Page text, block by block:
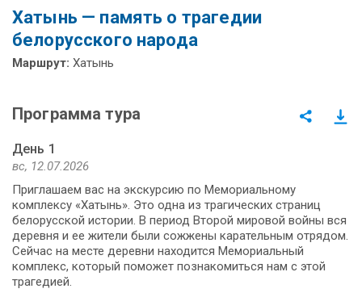
Хатынь — память о трагедии
белорусского народа
Маршрут: Хатынь
Программа тура
День 1
вс, 12.07.2026
Приглашаем вас на экскурсию по Мемориальному
комплексу «Хатынь». Это одна из трагических страниц
белорусской истории. В период Второй мировой войны вся
деревня и ее жители были сожжены карательным отрядом.
Сейчас на месте деревни находится Мемориальный
комплекс, который поможет познакомиться нам с этой
трагедией.